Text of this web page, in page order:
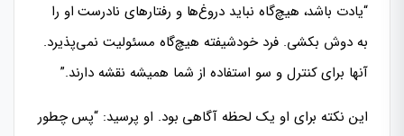
“یادت باشد، هیچ‌گاه نباید دروغ‌ها و رفتارهای نادرست او را
به دوش بکشی. فرد خودشیفته هیچ‌گاه مسئولیت نمی‌پذیرد.
آنها برای کنترل و سو استفاده از شما همیشه نقشه دارند.”
این نکته برای او یک لحظه آگاهی بود. او پرسید: “پس چطور